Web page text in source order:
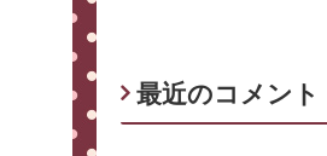
最近のコメント